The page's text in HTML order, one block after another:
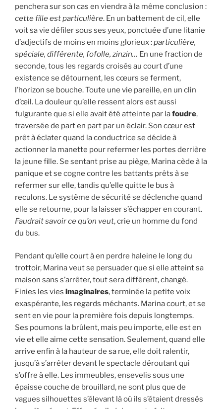
penchera sur son cas en viendra à la même conclusion :
cette fille est particulière. En un battement de cil, elle
voit sa vie défiler sous ses yeux, ponctuée d’une litanie
d’adjectifs de moins en moins glorieux :particulière,
spéciale, différente, fofolle, zinzin… En une fraction de
seconde, tous les regards croisés au court d’une
existence se détournent, les cœurs se ferment,
l’horizon se bouche. Toute une vie pareille, en un clin
d’œil. La douleur qu’elle ressent alors est aussi
fulgurante que si elle avait été atteinte par lafoudre,
traversée de part en part par un éclair. Son cœur est
prêt à éclater quand la conductrice se décide à
actionner la manette pour refermer les portes derrière
la jeune fille. Se sentant prise au piège, Marina cède à la
panique et se cogne contre les battants prêts à se
refermer sur elle, tandis qu’elle quitte le bus à
reculons. Le système de sécurité se déclenche quand
elle se retourne, pour la laisser s’échapper en courant.
Faudrait savoir ce qu’on veut, crie un homme du fond
du bus.
Pendant qu’elle court à en perdre haleine le long du
trottoir, Marina veut se persuader que si elle atteint sa
maison sans s’arrêter, tout sera différent, changé.
Finies les vies imaginaires, terminée la petite voix
exaspérante, les regards méchants. Marina court, et se
sent en vie pour la première fois depuis longtemps.
Ses poumons la brûlent, mais peu importe, elle est en
vie et elle aime cette sensation. Seulement, quand elle
arrive enfin à la hauteur de sa rue, elle doit ralentir,
jusqu’à s’arrêter devant le spectacle déroutant qui
s’offre à elle. Les immeubles, ensevelis sous une
épaisse couche de brouillard, ne sont plus que de
vagues silhouettes s’élevant là où ils s’étaient dressés